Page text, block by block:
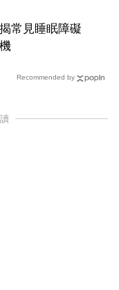
常見睡眠障礙
Recommended by